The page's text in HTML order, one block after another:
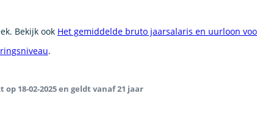
Bekijk ook Het gemiddelde bruto jaarsalaris en uurloon
.
18-02-2025 en geldt vanaf 21 jaar